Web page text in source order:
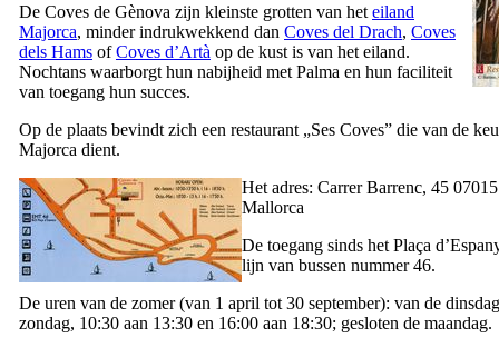
De Coves de Gènova zijn kleinste grotten van het eiland
Majorca, minder indrukwekkend dan Coves del Drach, Coves
dels Hams ofCoves d’Artà op de kust is van het eiland.
Nochtans waarborgt hun nabijheid met Palma en hun faciliteit
van toegang hun succes.
Op de plaats bevindt zich een restaurant „Ses Coves” die van de
Majorca dient.
Het adres: Carrer Barrenc, 45
Mallorca
De toegang sinds het Plaça
lijn van bussen nummer 46.
De uren van de zomer (van 1 april tot 30 september): van de
zondag, 10:30 aan 13:30 en 16:00 aan 18:30; gesloten de maandag.